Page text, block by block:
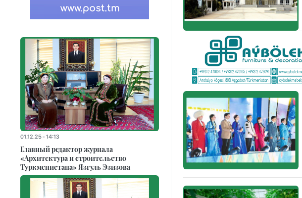
01.12.25 - 14:13
Главный редактор журнала
«Архитектура и строительство
Туркменистана» Язгуль Эзизова